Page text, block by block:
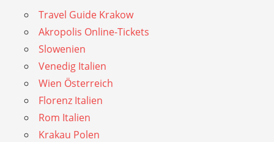
Travel Guide Krakow
Akropolis Online-Tickets
Slowenien
Venedig Italien
Wien Österreich
Florenz Italien
Rom Italien
Krakau Polen